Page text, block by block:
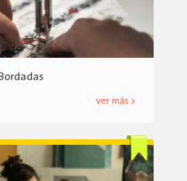
ver más >